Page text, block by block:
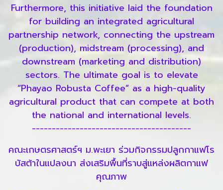
Furthermore, this initiative laid the foundation
for building an integrated agricultural
partnership network, connecting the upstream
(production), midstream (processing), and
downstream (marketing and distribution)
sectors. The ultimate goal is to elevate
“Phayao Robusta Coffee” as a high-quality
agricultural product that can compete at both
the national and international levels.
----------------------------------------
คณะเกษตรศาสตร์ฯ ม.พะเยา ร่วมกิจกรรมปลูกกาแฟโร
บัสต้าในแปลงนา ส่งเสริมพื้นที่ราบสู่แหล่งผลิตกาแฟ
คุณภาพ